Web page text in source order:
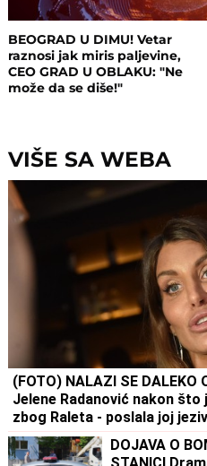
BEOGRAD U DIMU! Vetar
raznosi jak miris paljevine,
CEO GRAD U OBLAKU: "Ne
može da se diše!"
VIŠE SA WEBA
(FOTO) NALAZI SE DALEKO
Jelene Radanović nakon
zbog Raleta - poslala joj
DOJAVA O